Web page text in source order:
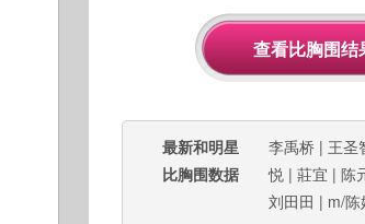
最新和明星
比胸围数据
李禹桥 | 王圣
悦 | 莊宜 | 陈
刘田田 | m/陈